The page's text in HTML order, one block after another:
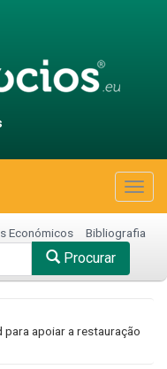
Económicos Bibliografia
Procurar
para apoiar a restauração